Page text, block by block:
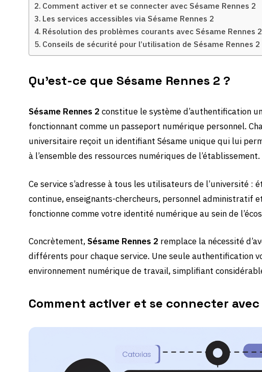
Comment activer et se connecter avec Sésame Rennes 2
Les services accessibles via Sésame Rennes 2
Résolution des problèmes courants avec Sésame Rennes 2
Conseils de sécurité pour l’utilisation de Sésame Rennes 2
Qu’est-ce que Sésame Rennes 2 ?
Sésame Rennes 2 constitue le système d’authentification
fonctionnant comme un passeport numérique personnel.
universitaire reçoit un identifiant Sésame unique qui lui
à l’ensemble des ressources numériques de l’établissement.
Ce service s’adresse à tous les utilisateurs de l’université :
continue, enseignants-chercheurs, personnel administratif
fonctionne comme votre identité numérique au sein de
Concrètement, Sésame Rennes 2 remplace la nécessité
différents pour chaque service. Une seule authentification
environnement numérique de travail, simplifiant
Comment activer et se connecter avec